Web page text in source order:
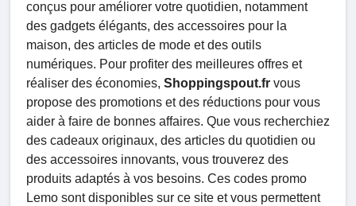
conçus pour améliorer votre quotidien, notamment
des gadgets élégants, des accessoires pour la
maison, des articles de mode et des outils
numériques. Pour profiter des meilleures offres et
réaliser des économies, Shoppingspout.fr vous
propose des promotions et des réductions pour vous
aider à faire de bonnes affaires. Que vous recherchiez
des cadeaux originaux, des articles du quotidien ou
des accessoires innovants, vous trouverez des
produits adaptés à vos besoins. Ces codes promo
Lemo sont disponibles sur ce site et vous permettent